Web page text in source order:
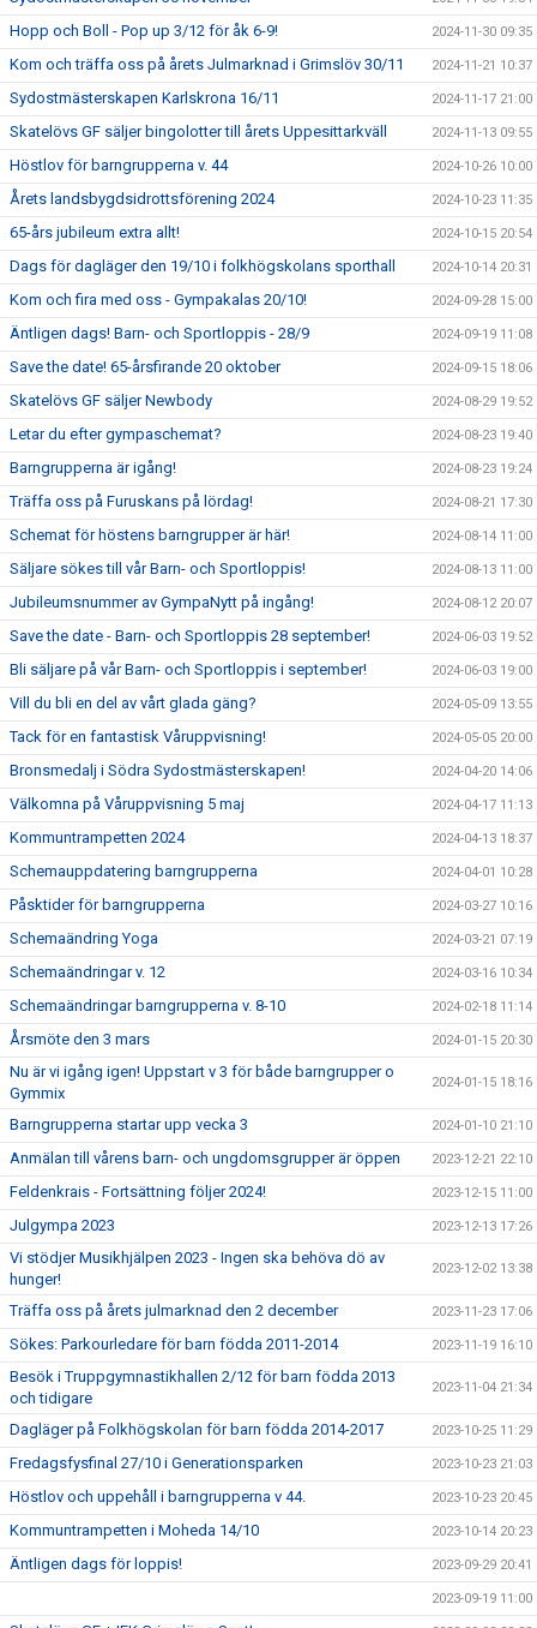
Hopp och Boll - Pop up 3/12 för åk 6-9! 2024-11-30 09:35
Kom och träffa oss på årets Julmarknad i Grimslöv 30/11 2024-11-21 10:37
Sydostmästerskapen Karlskrona 16/11 2024-11-17 21:00
Skatelövs GF säljer bingolotter till årets Uppesittarkväll 2024-11-13 09:55
Höstlov för barngrupperna v. 44 2024-10-26 10:00
Årets landsbygdsidrottsförening 2024 2024-10-23 11:35
65-års jubileum extra allt! 2024-10-15 20:54
Dags för dagläger den 19/10 i folkhögskolans sporthall 2024-10-14 20:31
Kom och fira med oss - Gympakalas 20/10! 2024-09-28 15:00
Äntligen dags! Barn- och Sportloppis - 28/9 2024-09-19 11:08
Save the date! 65-årsfirande 20 oktober 2024-09-15 18:06
Skatelövs GF säljer Newbody 2024-08-29 19:52
Letar du efter gympaschemat? 2024-08-23 19:40
Barngrupperna är igång! 2024-08-23 19:24
Träffa oss på Furuskans på lördag! 2024-08-21 17:30
Schemat för höstens barngrupper är här! 2024-08-14 11:00
Säljare sökes till vår Barn- och Sportloppis! 2024-08-13 11:00
Jubileumsnummer av GympaNytt på ingång! 2024-08-12 20:07
Save the date - Barn- och Sportloppis 28 september! 2024-06-03 19:52
Bli säljare på vår Barn- och Sportloppis i september! 2024-06-03 19:00
Vill du bli en del av vårt glada gäng? 2024-05-09 13:55
Tack för en fantastisk Våruppvisning! 2024-05-05 20:00
Bronsmedalj i Södra Sydostmästerskapen! 2024-04-20 14:06
Välkomna på Våruppvisning 5 maj 2024-04-17 11:13
Kommuntrampetten 2024 2024-04-13 18:37
Schemauppdatering barngrupperna 2024-04-01 10:28
Påsktider för barngrupperna 2024-03-27 10:16
Schemaändring Yoga 2024-03-21 07:19
Schemaändringar v. 12 2024-03-16 10:34
Schemaändringar barngrupperna v. 8-10 2024-02-18 11:14
Årsmöte den 3 mars 2024-01-15 20:30
Nu är vi igång igen! Uppstart v 3 för både barngrupper o
Gymmix
2024-01-15 18:16
Barngrupperna startar upp vecka 3 2024-01-10 21:10
Anmälan till vårens barn- och ungdomsgrupper är öppen 2023-12-21 22:10
Feldenkrais - Fortsättning följer 2024! 2023-12-15 11:00
Julgympa 2023 2023-12-13 17:26
Vi stödjer Musikhjälpen 2023 - Ingen ska behöva dö av
hunger!
2023-12-02 13:38
Träffa oss på årets julmarknad den 2 december 2023-11-23 17:06
Sökes: Parkourledare för barn födda 2011-2014 2023-11-19 16:10
Besök i Truppgymnastikhallen 2/12 för barn födda 2013
och tidigare
2023-11-04 21:34
Dagläger på Folkhögskolan för barn födda 2014-2017 2023-10-25 11:29
Fredagsfysfinal 27/10 i Generationsparken 2023-10-23 21:03
Höstlov och uppehåll i barngrupperna v 44. 2023-10-23 20:45
Kommuntrampetten i Moheda 14/10 2023-10-14 20:23
Äntligen dags för loppis! 2023-09-29 20:41
2023-09-19 11:00